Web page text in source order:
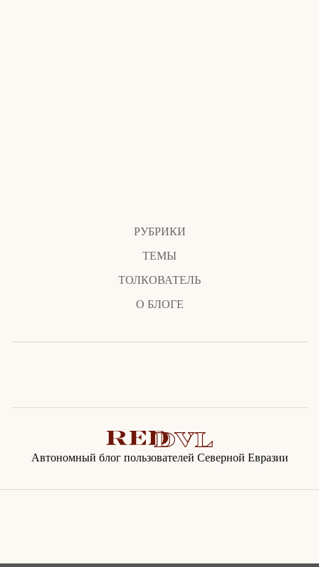
РУБРИКИ
ТЕМЫ
ТОЛКОВАТЕЛЬ
О БЛОГЕ
Автономный блог пользователей Северной Евразии